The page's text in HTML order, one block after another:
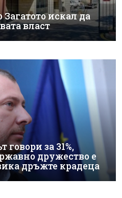
искал да
власт
за 31%,
дружество е
дръжте крадеца